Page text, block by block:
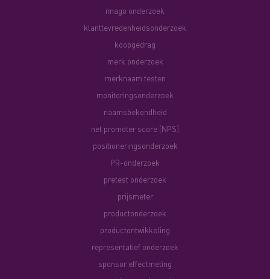
imago onderzoek
klanttevredenheidsonderzoek
koopgedrag
merk onderzoek
merknaam testen
monitoringsonderzoek
naamsbekendheid
net promoter score (NPS)
positioneringsonderzoek
PR-onderzoek
pretest onderzoek
prijsmeter
productonderzoek
productontwikkeling
representatief onderzoek
sponsor effectmeting